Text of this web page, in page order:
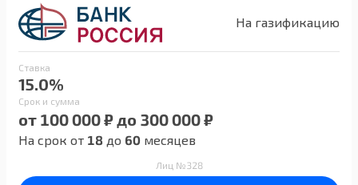
На газификацию
Ставка
15.0%
Срок и сумма
от 100 000 ₽ до 300 000 ₽
На срок от 18 до 60 месяцев
Лиц №328